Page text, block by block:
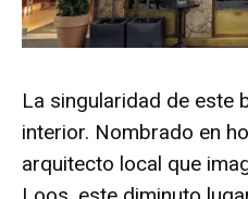
La singularidad de este
interior. Nombrado en
arquitecto local que